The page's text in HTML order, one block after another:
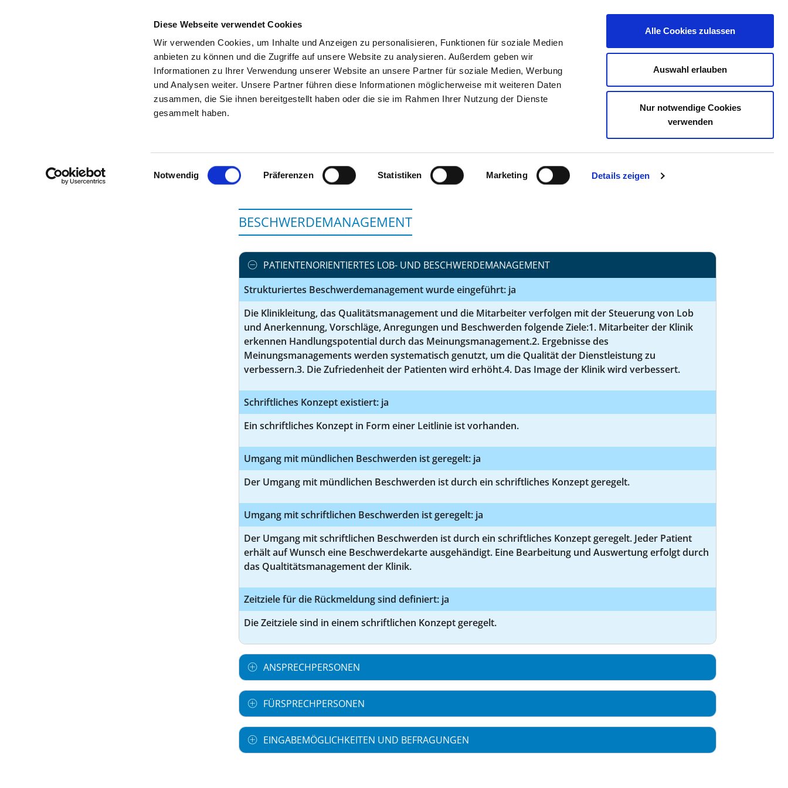
Diese Webseite verwendet Cookies
Wir verwenden Cookies, um Inhalte und Anzeigen zu personalisieren, Funktionen für soziale Medien
anbieten zu können und die Zugriffe auf unsere Website zu analysieren. Außerdem geben wir
Informationen zu Ihrer Verwendung unserer Website an unsere Partner für soziale Medien, Werbung
und Analysen weiter. Unsere Partner führen diese Informationen möglicherweise mit weiteren Daten
zusammen, die Sie ihnen bereitgestellt haben oder die sie im Rahmen Ihrer Nutzung der Dienste
gesammelt haben.
Einwilligungsauswahl
Notwendig Präferenzen Statistiken Marketing Details zeigen
Alle Cookies zulassen
Auswahl erlauben
Nur notwendige Cookies
verwenden
SUCHEN TIPPS & HILFE DAS DKV STELLENBÖRSE KONTAKT IHRE MEINUNG
Zur Krankenhaus-Startseite
BESCHWERDEMANAGEMENT
PATIENTENORIENTIERTES LOB- UND BESCHWERDEMANAGEMENT
Strukturiertes Beschwerdemanagement wurde eingeführt: ja
Die Klinikleitung, das Qualitätsmanagement und die Mitarbeiter verfolgen mit der Steuerung von Lob
und Anerkennung, Vorschläge, Anregungen und Beschwerden folgende Ziele:1. Mitarbeiter der Klinik
erkennen Handlungspotential durch das Meinungsmanagement.2. Ergebnisse des
Meinungsmanagements werden systematisch genutzt, um die Qualität der Dienstleistung zu
verbessern.3. Die Zufriedenheit der Patienten wird erhöht.4. Das Image der Klinik wird verbessert.
Schriftliches Konzept existiert: ja
Ein schriftliches Konzept in Form einer Leitlinie ist vorhanden.
Umgang mit mündlichen Beschwerden ist geregelt: ja
Der Umgang mit mündlichen Beschwerden ist durch ein schriftliches Konzept geregelt.
Umgang mit schriftlichen Beschwerden ist geregelt: ja
Der Umgang mit schriftlichen Beschwerden ist durch ein schriftliches Konzept geregelt. Jeder Patient
erhält auf Wunsch eine Beschwerdekarte ausgehändigt. Eine Bearbeitung und Auswertung erfolgt durch
das Qualtitätsmanagement der Klinik.
Zeitziele für die Rückmeldung sind definiert: ja
Die Zeitziele sind in einem schriftlichen Konzept geregelt.
ANSPRECHPERSONEN
FÜRSPRECHPERSONEN
EINGABEMÖGLICHKEITEN UND BEFRAGUNGEN